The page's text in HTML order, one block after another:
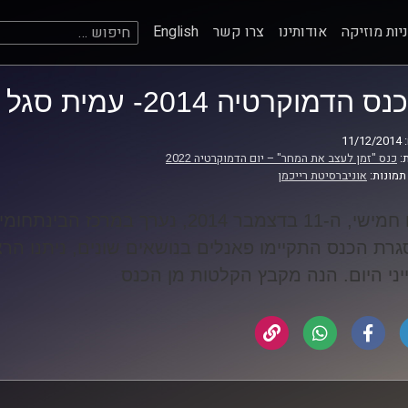
מוזיקה אודותינו צרו קשר English חיפוש:
כנס הדמוקרטיה 2014- עמית סגל
כנס "זמן לעצב את המחר" – יום הדמוקרטיה 2022
אוניברסיטת רייכמן
הכנס התקיימו פאנלים בנושאים שונים, ניתנו
היום. הנה מקבץ הקלטות מן הכנס